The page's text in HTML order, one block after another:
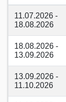
11.07.2026 -
18.08.2026
18.08.2026 -
13.09.2026
13.09.2026 -
11.10.2026